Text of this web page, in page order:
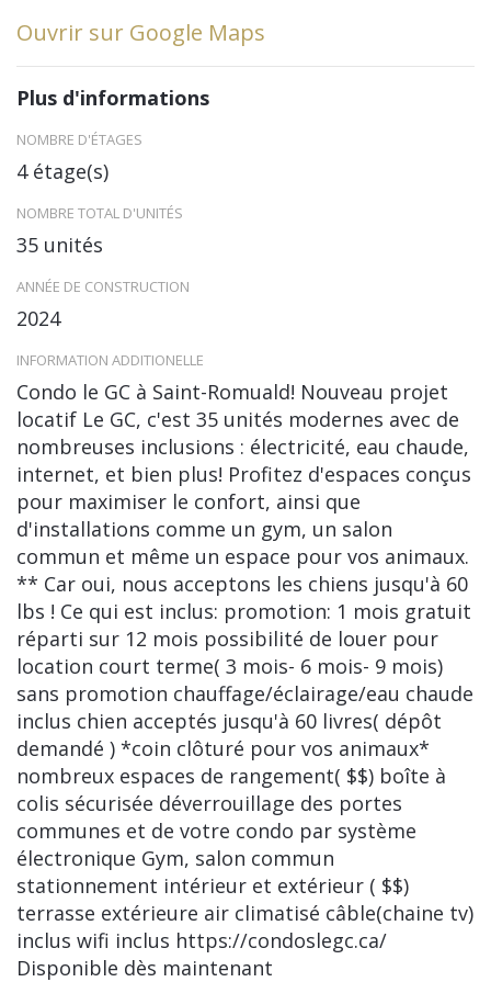
Ouvrir sur Google Maps
Plus d'informations
NOMBRE D'ÉTAGES
4 étage(s)
NOMBRE TOTAL D'UNITÉS
35 unités
ANNÉE DE CONSTRUCTION
2024
INFORMATION ADDITIONELLE
Condo le GC à Saint-Romuald! Nouveau projet
locatif Le GC, c'est 35 unités modernes avec de
nombreuses inclusions : électricité, eau chaude,
internet, et bien plus! Profitez d'espaces conçus
pour maximiser le confort, ainsi que
d'installations comme un gym, un salon
commun et même un espace pour vos animaux.
** Car oui, nous acceptons les chiens jusqu'à 60
lbs ! Ce qui est inclus: promotion: 1 mois gratuit
réparti sur 12 mois possibilité de louer pour
location court terme( 3 mois- 6 mois- 9 mois)
sans promotion chauffage/éclairage/eau chaude
inclus chien acceptés jusqu'à 60 livres( dépôt
demandé ) *coin clôturé pour vos animaux*
nombreux espaces de rangement( $$) boîte à
colis sécurisée déverrouillage des portes
communes et de votre condo par système
électronique Gym, salon commun
stationnement intérieur et extérieur ( $$)
terrasse extérieure air climatisé câble(chaine tv)
inclus wifi inclus https://condoslegc.ca/
Disponible dès maintenant